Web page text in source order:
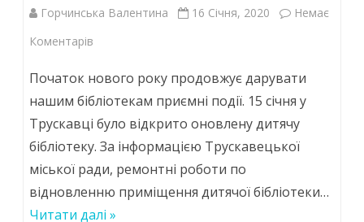
Горчинська Валентина 16 Січня, 2020
Немає
Коментарів
Трускавці
відкрили
оновлену
бібліотеку
Початок нового року продовжує дарувати
нашим бібліотекам приємні події. 15 січня у
Трускавці було відкрито оновлену дитячу
бібліотеку. За інформацією Трускавецької
міської ради, ремонтні роботи по
відновленню приміщення дитячої бібліотеки…
Читати далі »